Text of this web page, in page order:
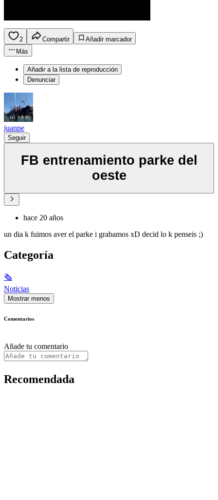
2 Compartir
Añadir marcador
Más
Añadir a la lista de reproducción
Denunciar
juanpe
Seguir
FB entrenamiento parke del
oeste
hace 20 años
un dia k fuimos aver el parke i grabamos xD decid lo k penseis ;)
Categoría
🗞
Noticias
Mostrar menos
Comentarios
Añade tu comentario
Recomendada